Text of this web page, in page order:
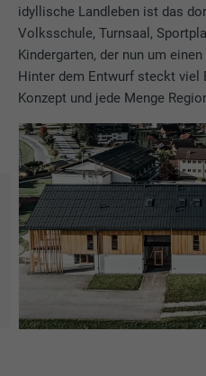
idyllische Landleben ist das
Volksschule, Turnsaal,
Kindergarten, der nun um
Hinter dem Entwurf steckt viel
Konzept und jede Menge